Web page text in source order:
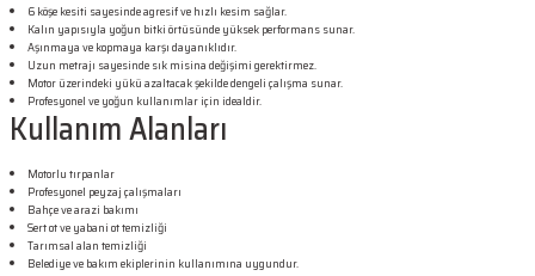
6 köşe kesiti sayesinde agresif ve hızlı kesim sağlar.
Kalın yapısıyla yoğun bitki örtüsünde yüksek performans sunar.
Aşınmaya ve kopmaya karşı dayanıklıdır.
Uzun metrajı sayesinde sık misina değişimi gerektirmez.
Motor üzerindeki yükü azaltacak şekilde dengeli çalışma sunar.
Profesyonel ve yoğun kullanımlar için idealdir.
Kullanım Alanları
Motorlu tırpanlar
Profesyonel peyzaj çalışmaları
Bahçe ve arazi bakımı
Sert ot ve yabani ot temizliği
Tarımsal alan temizliği
Belediye ve bakım ekiplerinin kullanımına uygundur.